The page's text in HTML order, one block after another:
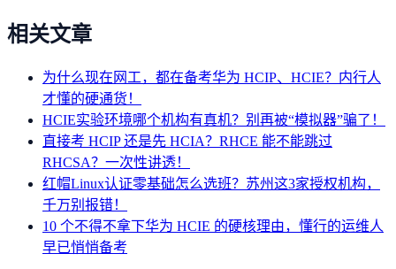
相关文章
为什么现在网工，都在备考华为 HCIP、HCIE？内行人
才懂的硬通货！
HCIE实验环境哪个机构有真机？别再被“模拟器”骗了！
直接考 HCIP 还是先 HCIA？RHCE 能不能跳过
RHCSA？一次性讲透！
红帽Linux认证零基础怎么选班？苏州这3家授权机构，
千万别报错！
10 个不得不拿下华为 HCIE 的硬核理由，懂行的运维人
早已悄悄备考